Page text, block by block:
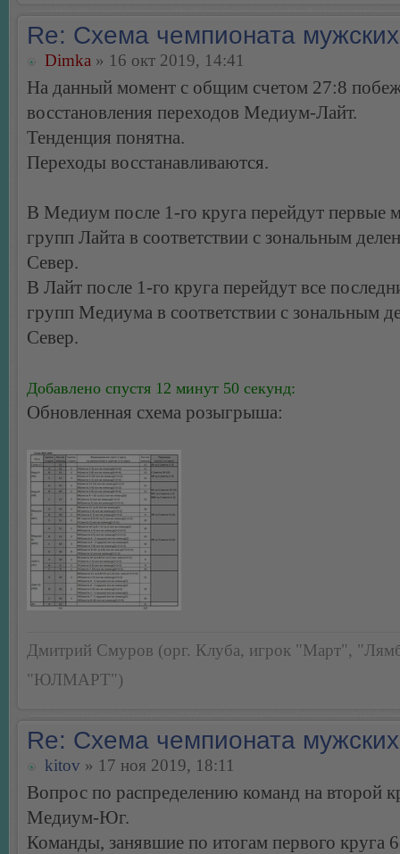
Re: Схема чемпионата
Dimka » 16 окт 2019, 14:41
На данный момент с общим счетом 27:8
восстановления переходов Медиум-Лайт.
Тенденция понятна.
Переходы восстанавливаются.
В Медиум после 1-го круга перейдут первые
групп Лайта в соответствии с зональным
Север.
В Лайт после 1-го круга перейдут все
групп Медиума в соответствии с зональным
Север.
Добавлено спустя 12 минут 50 секунд:
Обновленная схема розыгрыша:
Дмитрий Смуров (орг. Клуба, игрок "Март",
"ЮЛМАРТ")
Re: Схема чемпионата
kitov » 17 ноя 2019, 18:11
Вопрос по распределению команд на второй
Медиум-Юг.
Команды, занявшие по итогам первого круга